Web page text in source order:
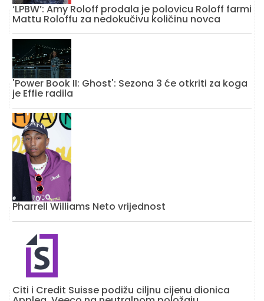
‘LPBW’: Amy Roloff prodala je polovicu Roloff farmi
Mattu Roloffu za nedokučivu količinu novca
'Power Book II: Ghost': Sezona 3 će otkriti za koga
je Effie radila
Pharrell Williams Neto vrijednost
Citi i Credit Suisse podižu ciljnu cijenu dionica